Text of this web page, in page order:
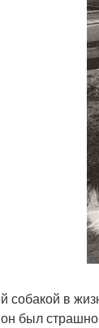
собакой в
был